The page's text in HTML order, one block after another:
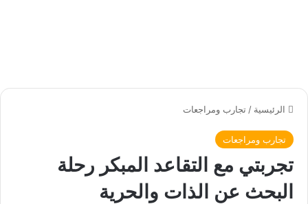
الرئيسية / تجارب ومراجعات
تجارب ومراجعات
تجربتي مع التقاعد المبكر رحلة
البحث عن الذات والحرية